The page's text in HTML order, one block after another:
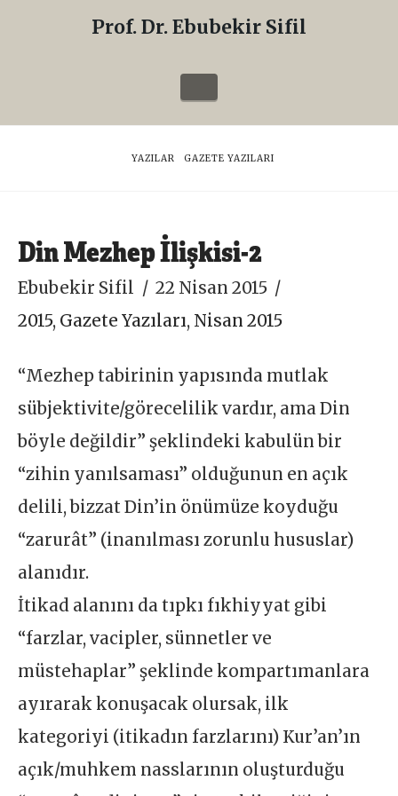
Sifil
Prof. Dr. Ebubekir Sifil
Navigation
HOME
YAZILAR GAZETE YAZILARI
Din Mezhep İlişkisi-2
Ebubekir Sifil
22 Nisan 2015
2015, Gazete Yazıları, Nisan 2015
“Mezhep tabirinin yapısında mutlak
sübjektivite/görecelilik vardır, ama Din
böyle değildir” şeklindeki kabulün bir
“zihin yanılsaması” olduğunun en açık
delili, bizzat Din’in önümüze koyduğu
“zarurât” (inanılması zorunlu hususlar)
alanıdır.
İtikad alanını da tıpkı fıkhiyyat gibi
“farzlar, vacipler, sünnetler ve
müstehaplar” şeklinde kompartımanlara
ayırarak konuşacak olursak, ilk
kategoriyi (itikadın farzlarını) Kur’an’ın
açık/muhkem nasslarının oluşturduğu